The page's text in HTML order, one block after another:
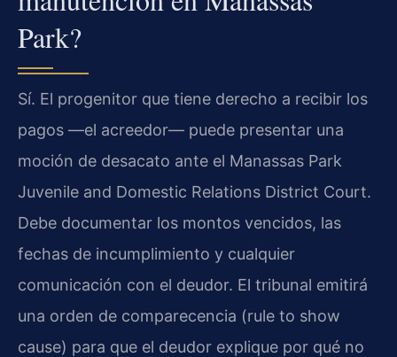
Park?
Sí. El progenitor que tiene derecho a recibir los
pagos —el acreedor— puede presentar una
moción de desacato ante el Manassas Park
Juvenile and Domestic Relations District Court.
Debe documentar los montos vencidos, las
fechas de incumplimiento y cualquier
comunicación con el deudor. El tribunal emitirá
una orden de comparecencia (rule to show
cause) para que el deudor explique por qué no